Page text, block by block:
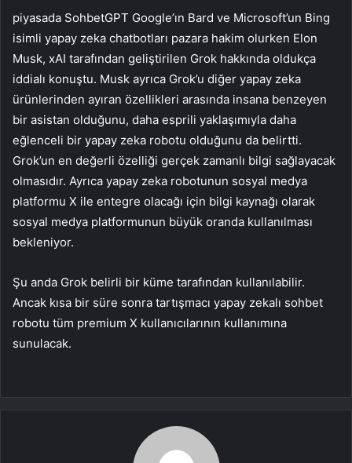
piyasada SohbetGPT Google’ın Bard ve Microsoft’un Bing
isimli yapay zeka chatbotları pazara hakim olurken Elon
Musk, xAI tarafından geliştirilen Grok hakkında oldukça
iddialı konuştu. Musk ayrıca Grok’u diğer yapay zeka
ürünlerinden ayıran özellikleri arasında insana benzeyen
bir asistan olduğunu, daha esprili yaklaşımıyla daha
eğlenceli bir yapay zeka robotu olduğunu da belirtti.
Grok’un en değerli özelliği gerçek zamanlı bilgi sağlayacak
olmasıdır. Ayrıca yapay zeka robotunun sosyal medya
platformu X ile entegre olacağı için bilgi kaynağı olarak
sosyal medya platformunun büyük oranda kullanılması
bekleniyor.
Şu anda Grok belirli bir küme tarafından kullanılabilir.
Ancak kısa bir süre sonra tartışmacı yapay zekalı sohbet
robotu tüm premium X kullanıcılarının kullanımına
sunulacak.